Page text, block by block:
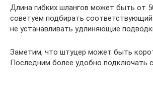
Длина гибких шлангов может быть от
советуем подбирать
не устанавливать удлиняющие
Заметим, что штуцер может быть
Последним более удобно подключать